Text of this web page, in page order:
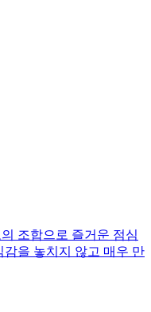
조합으로 즐거운 점심
을 놓치지 않고 매우 만